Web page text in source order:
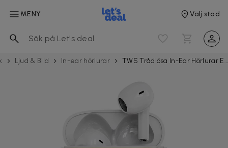
MENY Välj stad
Ljud & Bild In-ear hörlurar TWS Trådlösa In-Ear Hörlurar ENC, Bluetooth 5.3, LCD‑display och Touchkontroller Vit